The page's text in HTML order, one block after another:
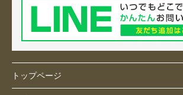
トップページ